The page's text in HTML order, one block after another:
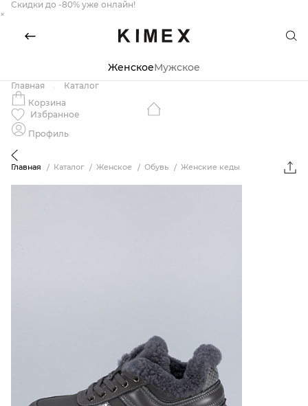
Скидки до -80% уже онлайн!
×
ЖенскоеМужское
Главная
Каталог
Корзина
Избранное
Профиль
Главная Каталог Женское Обувь Женские кеды